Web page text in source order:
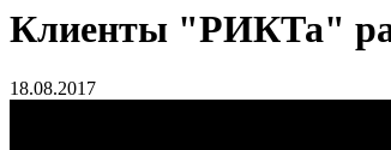
Клиенты "РИКТа"
18.08.2017